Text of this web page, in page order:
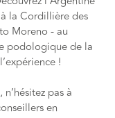
la Cordillière des
Moreno - au
podologique de la
!
pas à
en